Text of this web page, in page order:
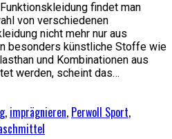
findet man
von verschiedenen
nicht mehr nur aus
besonders künstliche Stoffe wie
und Kombinationen aus
werden, scheint das…
, imprägnieren, Perwoll Sport,